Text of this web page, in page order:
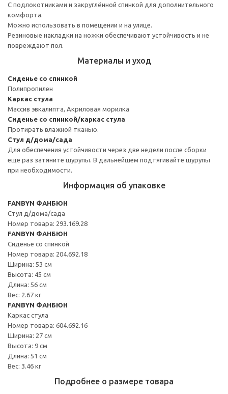
С подлокотниками и закруглённой спинкой для дополнительного
комфорта.
Можно использовать в помещении и на улице.
Резиновые накладки на ножки обеспечивают устойчивость и не
повреждают пол.
Материалы и уход
Сиденье со спинкой
Полипропилен
Каркас стула
Массив эвкалипта, Акриловая морилка
Сиденье со спинкой/каркас стула
Протирать влажной тканью.
Стул д/дома/сада
Для обеспечения устойчивости через две недели после сборки
еще раз затяните шурупы. В дальнейшем подтягивайте шурупы
при необходимости.
Информация об упаковке
FANBYN ФАНБЮН
Стул д/дома/сада
Номер товара: 293.169.28
FANBYN ФАНБЮН
Сиденье со спинкой
Номер товара: 204.692.18
Ширина: 53 см
Высота: 45 см
Длина: 56 см
Вес: 2.67 кг
FANBYN ФАНБЮН
Каркас стула
Номер товара: 604.692.16
Ширина: 27 см
Высота: 9 см
Длина: 51 см
Вес: 3.46 кг
Подробнее о размере товара